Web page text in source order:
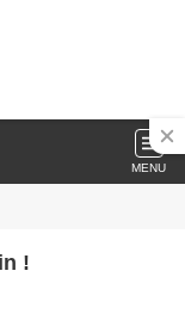
MENU
!